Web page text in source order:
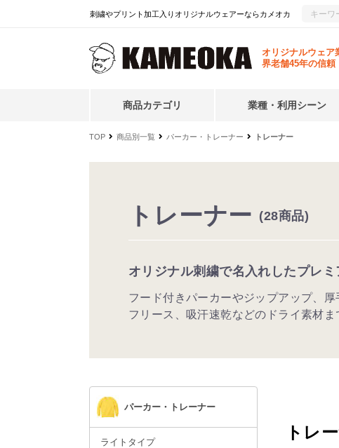
刺繍やプリント加工入りオリジナルウェアーならカメオカ
オリジナルウェア
界老舗45年の信頼
商品カテゴリ 業種・利用シーン
TOP 商品別一覧 パーカー・トレーナー トレーナー
トレーナー (28商品)
オリジナル刺繍で名入れしたプレ
フード付きパーカーやジップアップ、
フリース、吸汗速乾などのドライ素材ま
パーカー・トレーナー
ライトタイプ
トレ